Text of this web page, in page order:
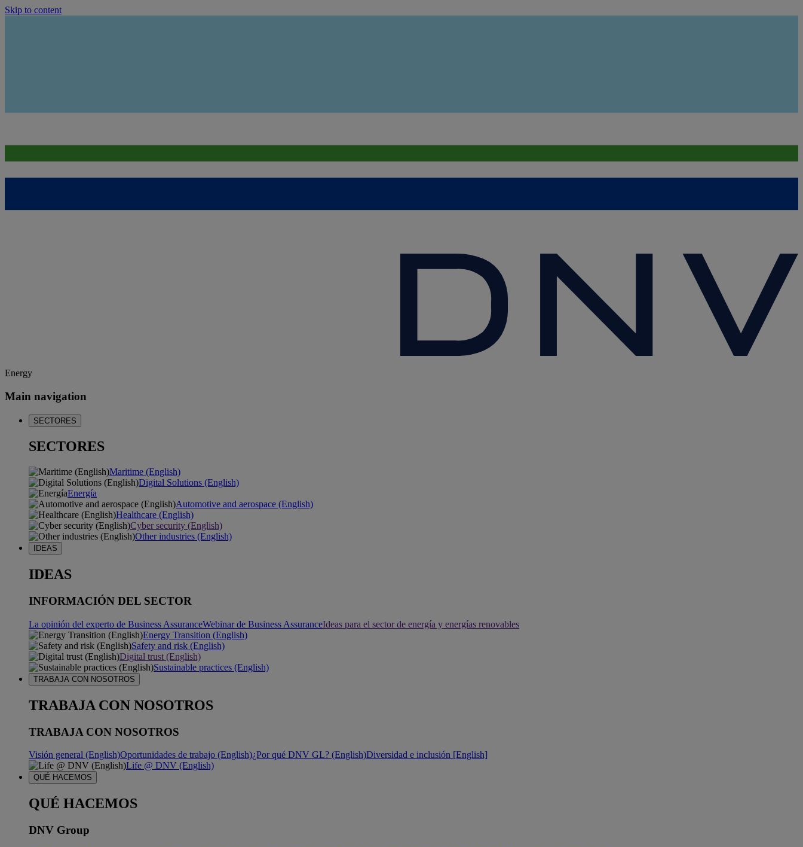
Skip to content
Energy
Main navigation
SECTORES
SECTORES
Maritime (English)
Digital Solutions (English)
Energía
Automotive and aerospace (English)
Healthcare (English)
Cyber security (English)
Other industries (English)
IDEAS
IDEAS
INFORMACIÓN DEL SECTOR
La opinión del experto de Business AssuranceWebinar de Business AssuranceIdeas para el sector de energía y energías renovables
Energy Transition (English)
Safety and risk (English)
Digital trust (English)
Sustainable practices (English)
TRABAJA CON NOSOTROS
TRABAJA CON NOSOTROS
TRABAJA CON NOSOTROS
Visión general (English)Oportunidades de trabajo (English)¿Por qué DNV GL? (English)Diversidad e inclusión [English]
Life @ DNV (English)
QUÉ HACEMOS
QUÉ HACEMOS
DNV Group